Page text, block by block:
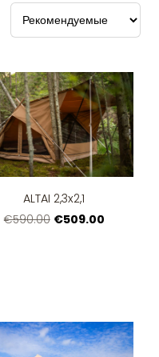
ALTAI 2,3x2,1
€590.00 €509.00